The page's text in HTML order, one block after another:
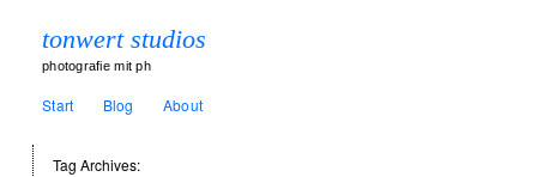
tonwert studios
photografie mit ph
Start Blog About
Tag Archives: